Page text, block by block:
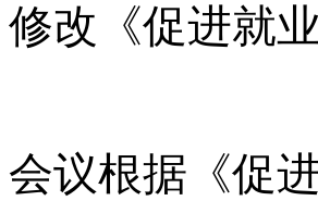
修改《促进就
会议根据《促